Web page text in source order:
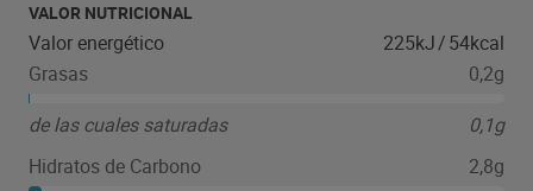
VALOR NUTRICIONAL
Valor energético 225kJ/54kcal
Grasas
0,2g
de las cuales saturadas
0,1g
Hidratos de Carbono
2,8g